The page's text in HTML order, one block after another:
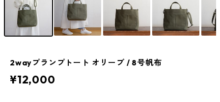
2wayプランプトート オリーブ / 8号帆布
¥12,000